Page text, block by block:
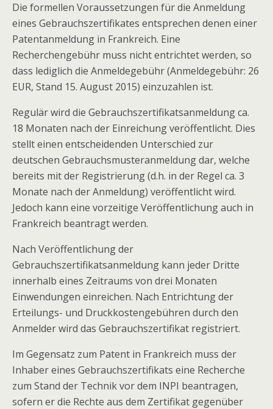
Die formellen Voraussetzungen für die Anmeldung
eines Gebrauchszertifikates entsprechen denen einer
Patentanmeldung in Frankreich. Eine
Recherchengebühr muss nicht entrichtet werden, so
dass lediglich die Anmeldegebühr (Anmeldegebühr: 26
EUR, Stand 15. August 2015) einzuzahlen ist.
Regulär wird die Gebrauchszertifikatsanmeldung ca.
18 Monaten nach der Einreichung veröffentlicht. Dies
stellt einen entscheidenden Unterschied zur
deutschen Gebrauchsmusteranmeldung dar, welche
bereits mit der Registrierung (d.h. in der Regel ca. 3
Monate nach der Anmeldung) veröffentlicht wird.
Jedoch kann eine vorzeitige Veröffentlichung auch in
Frankreich beantragt werden.
Nach Veröffentlichung der
Gebrauchszertifikatsanmeldung kann jeder Dritte
innerhalb eines Zeitraums von drei Monaten
Einwendungen einreichen. Nach Entrichtung der
Erteilungs- und Druckkostengebühren durch den
Anmelder wird das Gebrauchszertifikat registriert.
Im Gegensatz zum Patent in Frankreich muss der
Inhaber eines Gebrauchszertifikats eine Recherche
zum Stand der Technik vor dem INPI beantragen,
sofern er die Rechte aus dem Zertifikat gegenüber